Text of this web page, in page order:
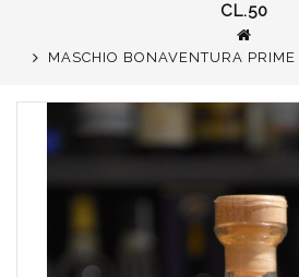
CL.50
MASCHIO BONAVENTURA